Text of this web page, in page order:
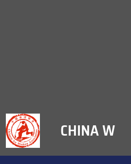
CHINA W